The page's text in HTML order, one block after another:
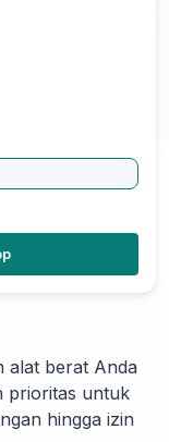
alat berat Anda
prioritas untuk
hingga izin